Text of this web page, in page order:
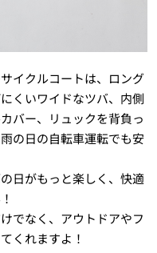
イクルコートは、ロング
くいワイドなツバ、内側
バー、リュックを背負っ
の日の自転車運転でも安
日がもっと楽しく、快適
でなく、アウトドアやフ
くれますよ！